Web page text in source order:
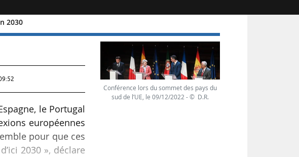
2030
en
le Portugal
européennes
pour que ces
2030 », déclare
Conférence lors du sommet des pays du
sud de l’UE, le 09/12/2022 - © D.R.